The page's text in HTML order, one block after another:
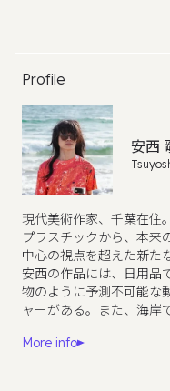
Profile
安西
現代美術作家、千葉在住
プラスチックから、本来
中心の視点を超えた新た
安西の作品には、日用品
物のように予測不可能な
ャーがある。また、海岸
解釈した「人類の遺物」
More info